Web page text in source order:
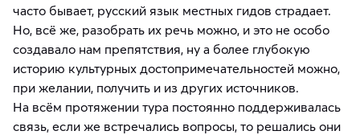
часто бывает, русский язык местных гидов страдает.
Но, всё же, разобрать их речь можно, и это не особо
создавало нам препятствия, ну а более глубокую
историю культурных достопримечательностей можно,
при желании, получить и из других источников.
На всём протяжении тура постоянно поддерживалась
связь, если же встречались вопросы, то решались они